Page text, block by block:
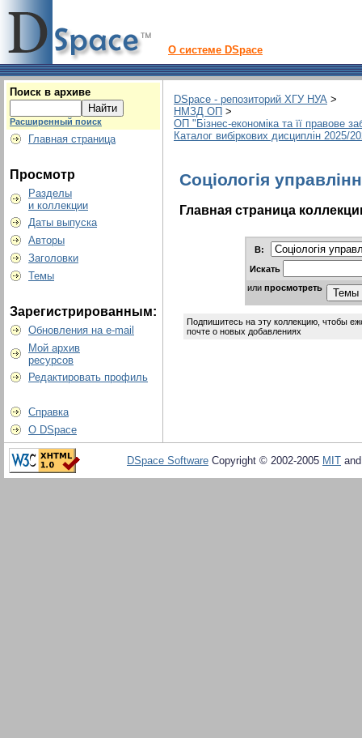
О системе DSpace
Поиск в архиве
Расширенный поиск
Главная страница
Просмотр
Разделы
и коллекции
Даты выпуска
Авторы
Заголовки
Темы
Зарегистрированным:
Обновления на e-mail
Мой архив
ресурсов
Редактировать профиль
Справка
О DSpace
DSpace - репозиторий ХГУ НУА >
НМЗД ОП >
ОП "Бізнес-економіка та її правове
Каталог вибіркових дисциплін 2025/
Соціологія
Главная страница
В:
Искать
или просмотреть
Подпишитесь на эту коллекцию, чтобы
почте о новых добавлениях
DSpace Software Copyright © 2002-2005 MIT